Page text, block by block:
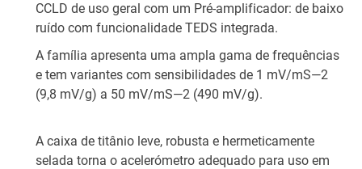
CCLD de uso geral com um Pré-amplificador: de baixo
ruído com funcionalidade TEDS integrada.
A família apresenta uma ampla gama de frequências
e tem variantes com sensibilidades de 1 mV/mS—2
(9,8 mV/g) a 50 mV/mS—2 (490 mV/g).
A caixa de titânio leve, robusta e hermeticamente
selada torna o acelerómetro adequado para uso em